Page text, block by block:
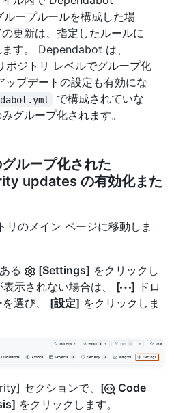
ープルールを構成した場
更新は、指定したルールに
す。 Dependabot は、
ジトリ レベルでグループ化
ップデートの設定も有効にな
で構成されていな
グループ化されます。
ループ化された
updates の有効化また
のメイン ページに移動しま
る
[Settings] をクリックし
示されない場合は、 [ ] ドロ
選び、 [設定] をクリックしま
セクションで、 [
Code
をクリックします。